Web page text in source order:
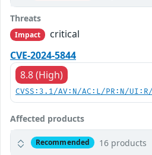
Threats
Impact
critical
CVE-2024-5844
8.8 (High)
CVSS:3.1/AV:N/AC:L/PR:N/
Affected products
Recommended 16 products